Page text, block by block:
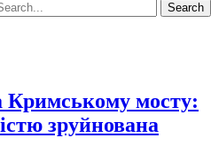
Кримському мосту:
зруйнована